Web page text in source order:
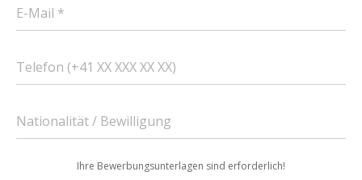
E-Mail *
Telefon (+41 XX XXX XX XX)
Nationalität / Bewilligung
Ihre Bewerbungsunterlagen sind erforderlich!